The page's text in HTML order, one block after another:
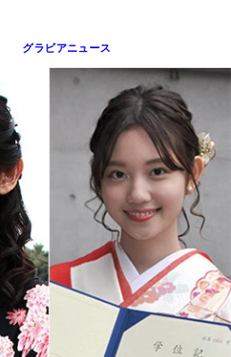
グラビアニュース